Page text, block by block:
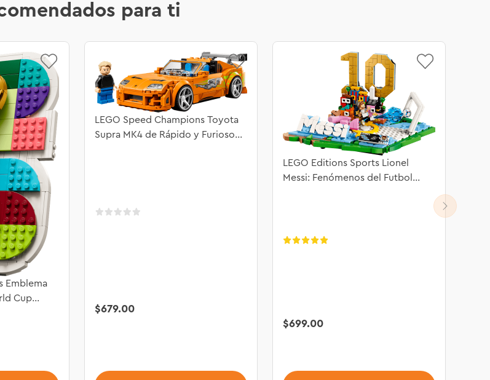
para ti
Emblema
Cup
LEGO Speed Champions Toyota
Supra MK4 de Rápido y Furioso
$679.00
LEGO Editions Sports Lionel
Messi: Fenómenos del Futbol
$699.00